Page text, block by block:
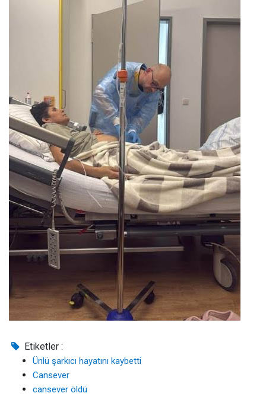
Etiketler :
Ünlü şarkıcı hayatını kaybetti
Cansever
cansever öldü